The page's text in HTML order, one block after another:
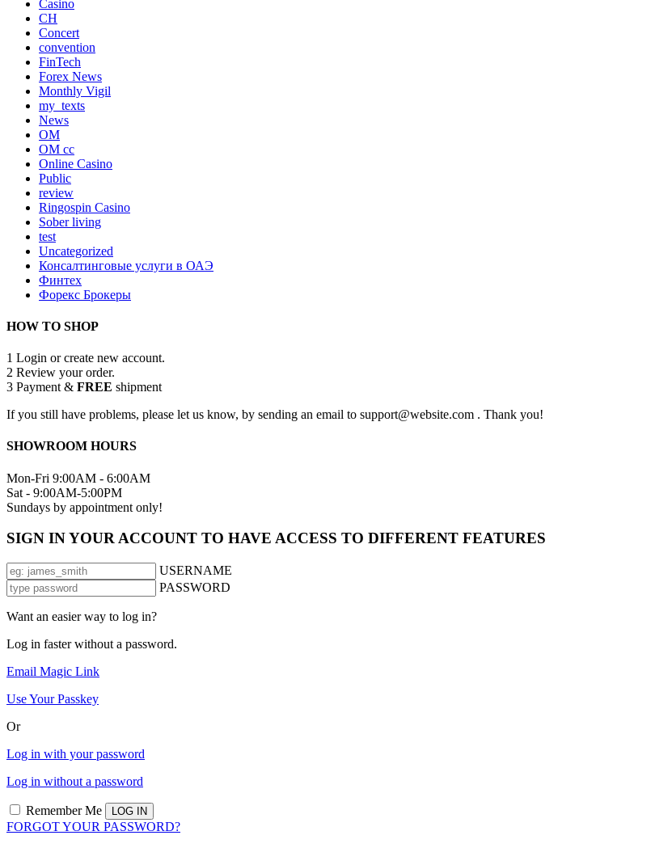
Casino
CH
Concert
convention
FinTech
Forex News
Monthly Vigil
my_texts
News
OM
OM cc
Online Casino
Public
review
Ringospin Casino
Sober living
test
Uncategorized
Консалтинговые услуги в ОАЭ
Финтех
Форекс Брокеры
HOW TO SHOP
1 Login or create new account.
2 Review your order.
3 Payment & FREE shipment
If you still have problems, please let us know, by sending an email to support@website.com . Thank you!
SHOWROOM HOURS
Mon-Fri 9:00AM - 6:00AM
Sat - 9:00AM-5:00PM
Sundays by appointment only!
SIGN IN YOUR ACCOUNT TO HAVE ACCESS TO DIFFERENT FEATURES
USERNAME
PASSWORD
Want an easier way to log in?
Log in faster without a password.
Email Magic Link
Use Your Passkey
Or
Log in with your password
Log in without a password
Remember Me
FORGOT YOUR PASSWORD?